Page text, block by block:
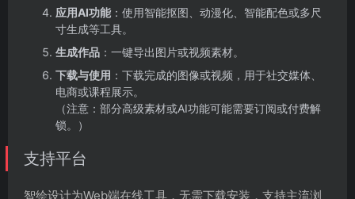
应用AI功能：使用智能抠图、动漫化、智能配色或多尺
寸生成等工具。
生成作品 ：一键导出图片或视频素材。
下载与使用 ：下载完成的图像或视频，用于社交媒体、
电商或课程展示。
（注意：部分高级素材或AI功能可能需要订阅或付费解
锁。）
支持平台
智绘设计为Web端在线工具，无需下载安装，支持主流浏